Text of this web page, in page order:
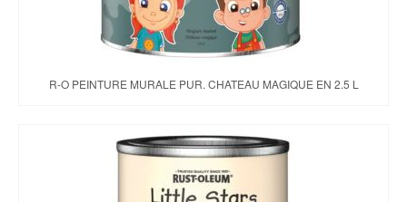
R-O PEINTURE MURALE PUR. CHATEAU MAGIQUE EN 2.5 L